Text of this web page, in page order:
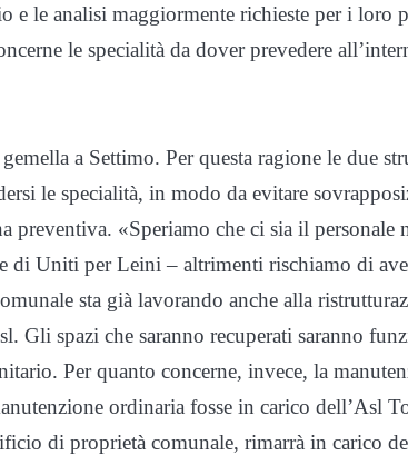
e le analisi maggiormente richieste per i loro
le specialità da dover prevedere
gemella a Settimo. Per questa ragione le due
le specialità, in modo da evitare
preventiva. «Speriamo che ci sia il personale
di Uniti per Leini – altrimenti rischiamo di
sta già lavorando anche alla
Gli spazi che saranno recuperati saranno
Per quanto concerne, invece, la
ordinaria fosse in carico dell’Asl
di proprietà comunale, rimarrà in carico